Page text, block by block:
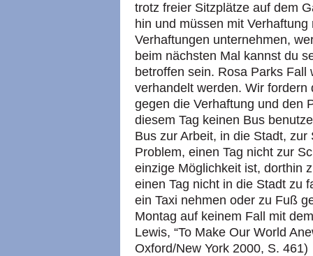
trotz freier Sitzplätze auf dem
hin und müssen mit
Verhaftungen unternehmen,
beim nächsten Mal kannst du
betroffen sein. Rosa Parks
verhandelt werden. Wir
gegen die Verhaftung und den
diesem Tag keinen Bus
Bus zur Arbeit, in die Stadt,
Problem, einen Tag nicht zur
einzige Möglichkeit ist, dorthin
einen Tag nicht in die Stadt zu
ein Taxi nehmen oder zu Fuß
Montag auf keinem Fall mit
Lewis, “To Make Our World
Oxford/New York 2000, S. 461)